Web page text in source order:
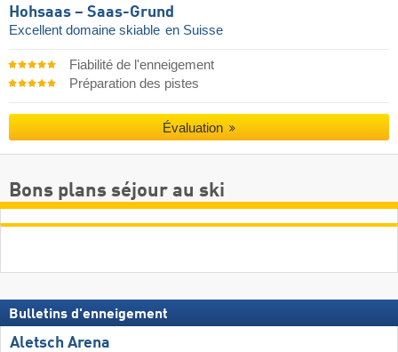
Hohsaas – Saas-Grund
Excellent domaine skiable en Suisse
Fiabilité de l'enneigement
Préparation des pistes
Évaluation
Bons plans séjour au ski
Bulletins d'enneigement
Aletsch Arena